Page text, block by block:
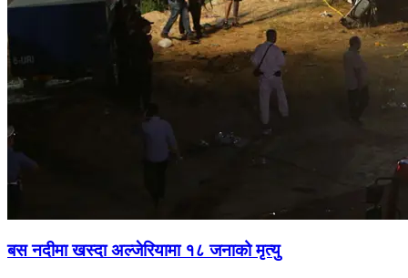
बस नदीमा खस्दा अल्जेरियामा १८ जनाको मृत्यु